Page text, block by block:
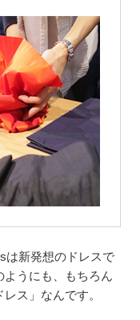
は新発想のドレスで
うにも、もちろん
ス」なんです。